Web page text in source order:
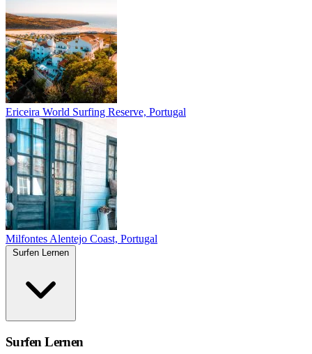
Ericeira World Surfing Reserve, Portugal
Milfontes Alentejo Coast, Portugal
Surfen Lernen